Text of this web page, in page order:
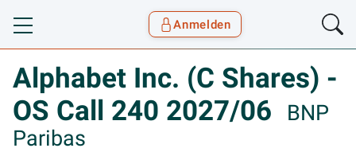
Toggle navigation
Anmelden
Alphabet Inc. (C Shares) -
OS Call 240 2027/06
BNP
Paribas